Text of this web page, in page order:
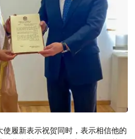
履新表示祝贺同时，表示相信他的